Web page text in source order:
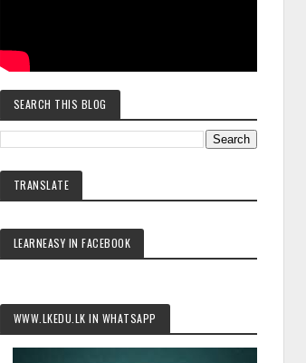
SEARCH THIS BLOG
TRANSLATE
LEARNEASY IN FACEBOOK
WWW.LKEDU.LK IN WHATSAPP